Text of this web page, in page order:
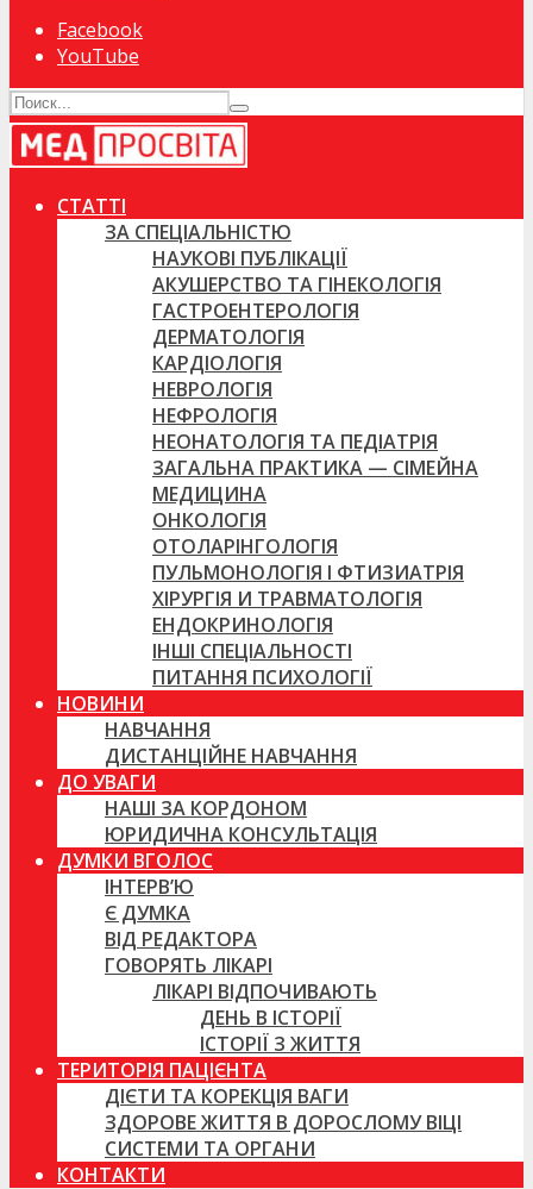
Facebook
YouTube
СТАТТІ
ЗА СПЕЦІАЛЬНІСТЮ
НАУКОВІ ПУБЛІКАЦІЇ
АКУШЕРСТВО ТА ГІНЕКОЛОГІЯ
ГАСТРОЕНТЕРОЛОГІЯ
ДЕРМАТОЛОГІЯ
КАРДІОЛОГІЯ
НЕВРОЛОГІЯ
НЕФРОЛОГІЯ
НЕОНАТОЛОГІЯ ТА ПЕДІАТРІЯ
ЗАГАЛЬНА ПРАКТИКА — СІМЕЙНА
МЕДИЦИНА
ОНКОЛОГІЯ
ОТОЛАРІНГОЛОГІЯ
ПУЛЬМОНОЛОГІЯ І ФТИЗИАТРІЯ
ХІРУРГІЯ И ТРАВМАТОЛОГІЯ
ЕНДОКРИНОЛОГІЯ
ІНШІ СПЕЦІАЛЬНОСТІ
ПИТАННЯ ПСИХОЛОГІЇ
НОВИНИ
НАВЧАННЯ
ДИСТАНЦІЙНЕ НАВЧАННЯ
ДО УВАГИ
НАШІ ЗА КОРДОНОМ
ЮРИДИЧНА КОНСУЛЬТАЦІЯ
ДУМКИ ВГОЛОС
ІНТЕРВ’Ю
Є ДУМКА
ВІД РЕДАКТОРА
ГОВОРЯТЬ ЛІКАРІ
ЛІКАРІ ВІДПОЧИВАЮТЬ
ДЕНЬ В ІСТОРІЇ
ІСТОРІЇ З ЖИТТЯ
ТЕРИТОРІЯ ПАЦІЄНТА
ДІЄТИ ТА КОРЕКЦІЯ ВАГИ
ЗДОРОВЕ ЖИТТЯ В ДОРОСЛОМУ ВІЦІ
СИСТЕМИ ТА ОРГАНИ
КОНТАКТИ